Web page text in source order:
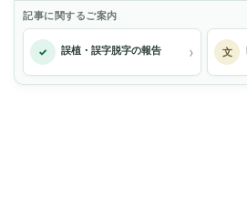
記事に関するご案内
✓ 誤植・誤字脱字の報告 › 文